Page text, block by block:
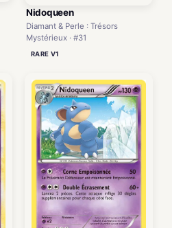
Nidoqueen
Diamant & Perle : Trésors
Mystérieux · #31
RARE V1